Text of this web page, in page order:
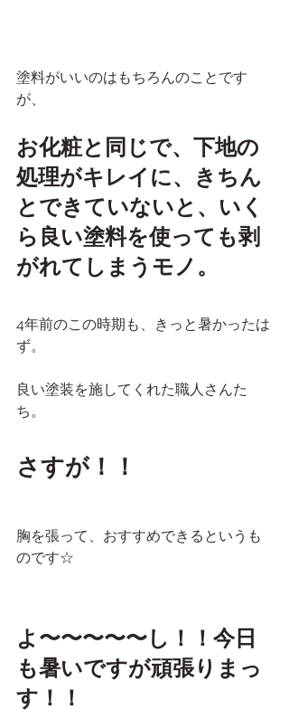
塗料がいいのはもちろんのことです
が、
お化粧と同じで、下地の
処理がキレイに、きちん
とできていないと、いく
ら良い塗料を使っても剥
がれてしまうモノ。
4年前のこの時期も、きっと暑かったは
ず。
良い塗装を施してくれた職人さんた
ち。
さすが！！
胸を張って、おすすめできるというも
のです☆
よ〜〜〜〜〜し！！今日
も暑いですが頑張りまっ
す！！